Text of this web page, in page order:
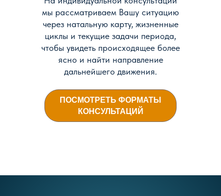
мы рассматриваем Вашу ситуацию
через натальную карту, жизненные
циклы и текущие задачи периода,
чтобы увидеть происходящее более
ясно и найти направление
дальнейшего движения.
ПОСМОТРЕТЬ ФОРМАТЫ
КОНСУЛЬТАЦИЙ